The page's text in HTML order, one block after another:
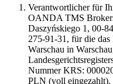
Verantwortlicher für
OANDA TMS
Daszyńskiego 1, 00-
275-91-31, für die
Warschau in
Nummer KRS:
PLN (voll eingezahlt).